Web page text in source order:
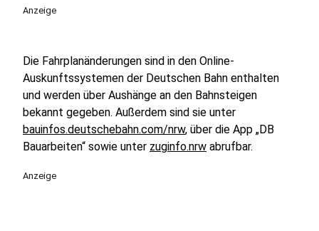
Anzeige
Die Fahrplanänderungen sind in den Online-
Auskunftssystemen der Deutschen Bahn enthalten
und werden über Aushänge an den Bahnsteigen
bekannt gegeben. Außerdem sind sie unter
bauinfos.deutschebahn.com/nrw, über die App „DB
Bauarbeiten“ sowie unter zuginfo.nrw abrufbar.
Anzeige